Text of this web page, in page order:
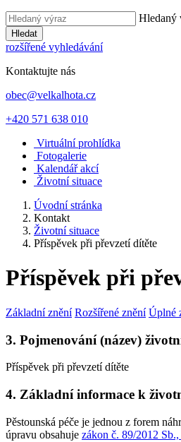
Hledaný
Hledat
rozšířené vyhledávání
Kontaktujte nás
obec@velkalhota.cz
+420 571 638 010
Virtuální prohlídka
Fotogalerie
Kalendář akcí
Životní situace
Úvodní stránka
Kontakt
Životní situace
Příspěvek při převzetí dítěte
Příspěvek při
Základní znění Rozšířené znění Úplné
3. Pojmenování (název)
Příspěvek při převzetí dítěte
4. Základní informace k
Pěstounská péče je jednou z forem
úpravu obsahuje zákon č. 89/2012